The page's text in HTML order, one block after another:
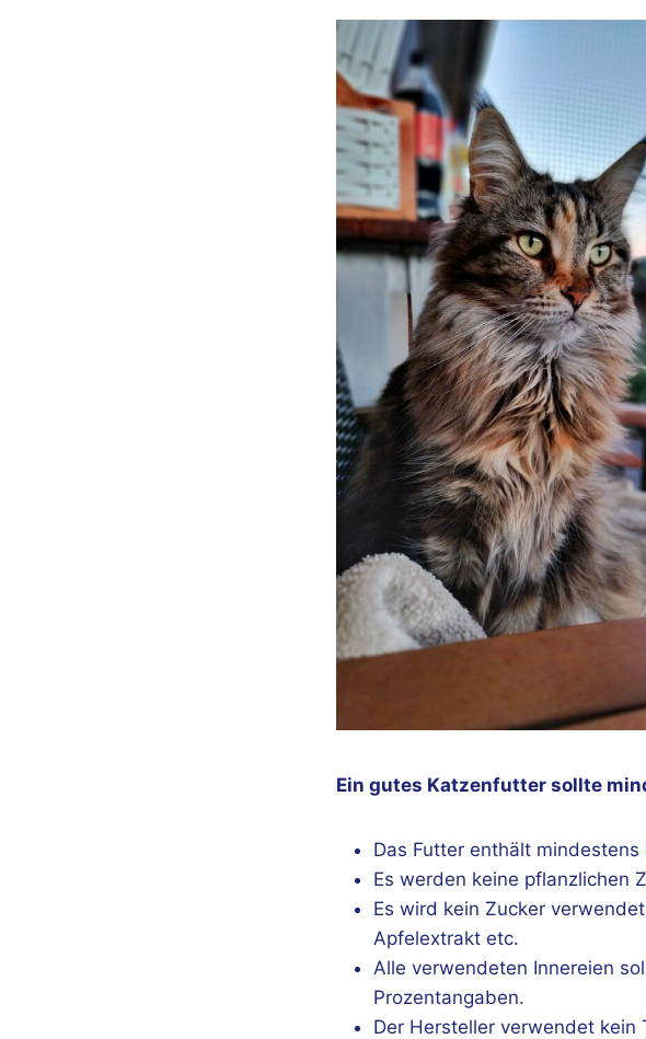
Ein gutes Katzenfutter sollte
Das Futter enthält mindestens
Es werden keine pflanzlichen
Es wird kein Zucker
Apfelextrakt etc.
Alle verwendeten Innereien
Prozentangaben.
Der Hersteller verwendet kein